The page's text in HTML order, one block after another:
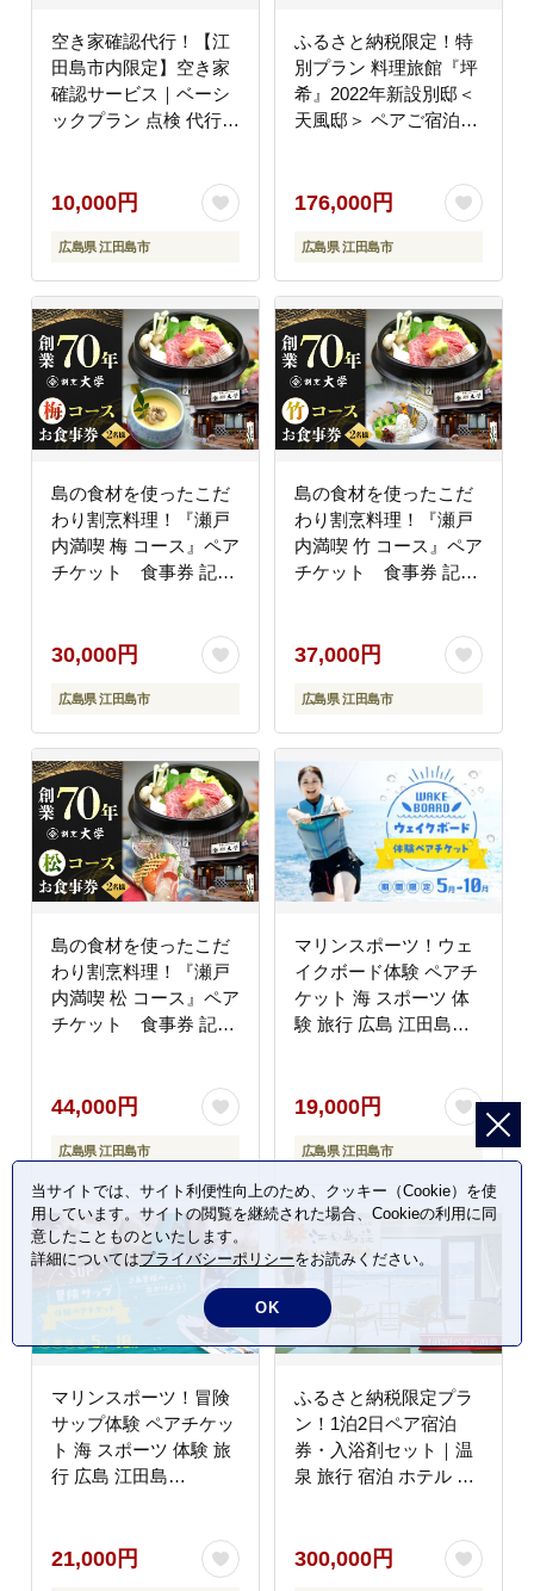
空き家確認代行！【江
田島市内限定】空き家
確認サービス｜ベーシ
ックプラン 点検 代行
ー人材センター
[XAN005] 旅行・体験
10,000円
広島県 江田島市
ふるさと納税限定！特
別プラン 料理旅館『坪
希』2022年新設別邸＜
天風邸＞ ペアご宿泊券
[XAP004] 旅行・体験
176,000円
広島県 江田島市
島の食材を使ったこだ
わり割烹料理！『瀬戸
内満喫 梅 コース』ペア
チケット 食事券 記念
烹大学 [XAU002] 旅
30,000円
広島県 江田島市
島の食材を使ったこだ
わり割烹料理！『瀬戸
内満喫 竹 コース』ペア
チケット 食事券 記念
烹大学[XAU003] 旅行・
37,000円
広島県 江田島市
島の食材を使ったこだ
わり割烹料理！『瀬戸
内満喫 松 コース』ペア
チケット 食事券 記念
烹大学 [XAU004] 旅
44,000円
広島県 江田島市
マリンスポーツ！ウェ
イクボード体験 ペアチ
ケット 海 スポーツ 体
験 旅行 広島 江田島
19,000円
広島県 江田島市
マリンスポーツ！冒険
サップ体験 ペアチケッ
ト 海 スポーツ 体験 旅
行 広島 江田島
21,000円
ふるさと納税限定プラ
ン！1泊2日ペア宿泊
券・入浴剤セット｜温
泉 旅行 宿泊 ホテル 広
300,000円
当サイトでは、サイト利便性向上のため、クッキー（Cookie）を使
用しています。サイトの閲覧を継続された場合、Cookieの利用に同
意したことものといたします。
詳細についてはプライバシーポリシーをお読みください。
OK